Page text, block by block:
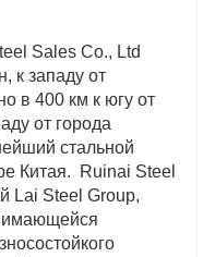
Sales Co., Ltd
к западу от
в 400 км к югу от
от города
стальной
Китая. Ruinai Steel
Lai Steel Group,